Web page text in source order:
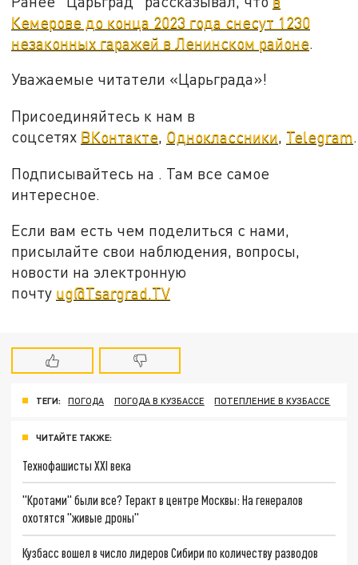
Кемерове до конца 2023 года снесут 1230
незаконных гаражей в Ленинском районе
Уважаемые читатели «Царьграда»!
Присоединяйтесь к нам в
соцсетях ВКонтакте, Одноклассники, Telegram.
Подписывайтесь на . Там все самое
интересное.
Если вам есть чем поделиться с нами,
присылайте свои наблюдения, вопросы,
новости на электронную
почту ug@Tsargrad.TV
ТЕГИ: ПОГОДА ПОГОДА В КУЗБАССЕ ПОТЕПЛЕНИЕ В КУЗБАССЕ
ЧИТАЙТЕ ТАКЖЕ:
Технофашисты XXI века
"Кротами" были все? Теракт в центре Москвы: На генералов
охотятся "живые дроны"
Кузбасс вошел в число лидеров Сибири по количеству разводов